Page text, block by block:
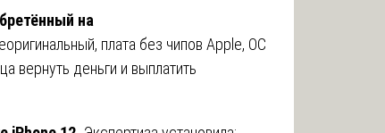
на
плата без чипов Apple, ОС
вернуть деньги и выплатить